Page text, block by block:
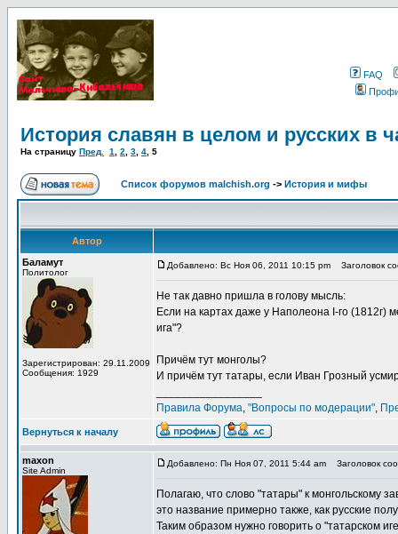
FAQ
История славян в целом и русских в
На страницу Пред. 1 2 3 4 5
Список форумов malchish.org -> История и мифы
Автор
Баламут
Политолог
Зарегистрирован: 29.11.2009
Сообщения: 1929
Добавлено: Вс Ноя 06, 2011 10:15 pm Заголовок
Не так давно пришла в голову мысль:
Если на картах даже у Наполеона I-го (1812г)
ига"?
Причём тут монголы?
И причём тут татары, если Иван Грозный
Правила Форума, "Вопросы по модерации",
Вернуться к началу
maxon
Site Admin
Добавлено: Пн Ноя 07, 2011 5:44 am Заголовок
Полагаю, что слово "татары" к монгольскому
это название примерно также, как русские
Таким образом нужно говорить о "татарском